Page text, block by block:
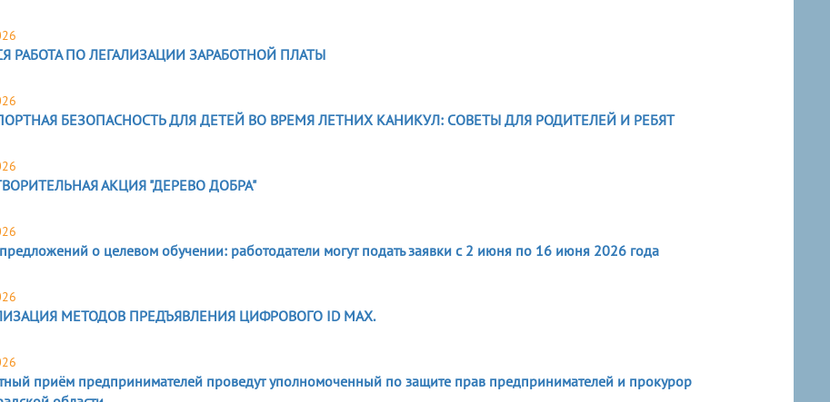
РАБОТА ПО ЛЕГАЛИЗАЦИИ ЗАРАБОТНОЙ ПЛАТЫ
БЕЗОПАСНОСТЬ ДЛЯ ДЕТЕЙ ВО ВРЕМЯ ЛЕТНИХ КАНИКУЛ: СОВЕТЫ ДЛЯ РОДИТЕЛЕЙ И РЕБЯТ
АКЦИЯ "ДЕРЕВО ДОБРА"
о целевом обучении: работодатели могут подать заявки с 2 июня по 16 июня 2026 года
МЕТОДОВ ПРЕДЪЯВЛЕНИЯ ЦИФРОВОГО ID MAX.
приём предпринимателей проведут уполномоченный по защите прав предпринимателей и прокурор